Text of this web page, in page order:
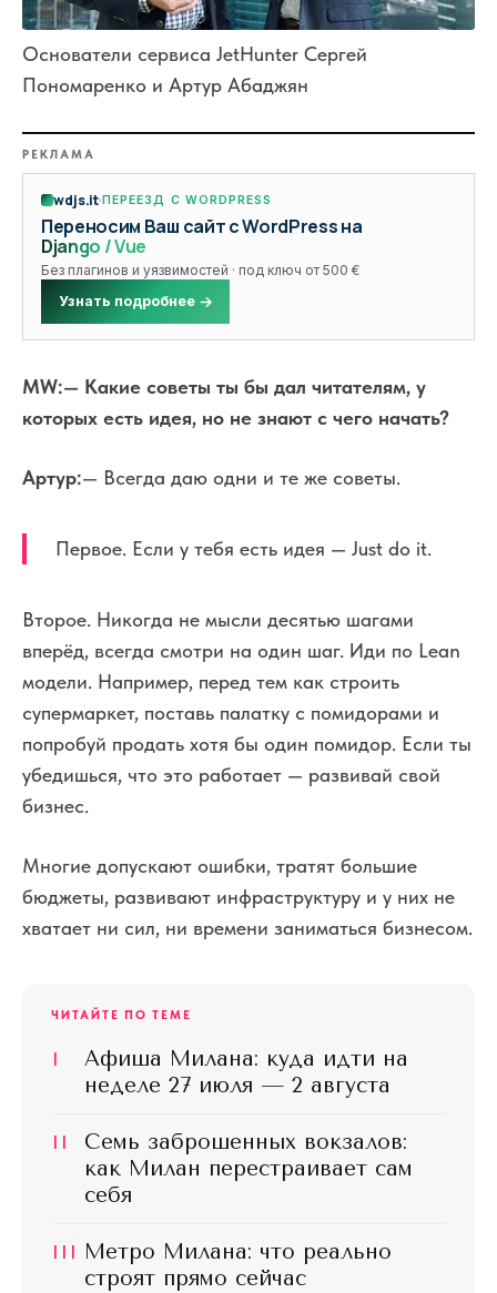
Основатели сервиса JetHunter Сергей
Пономаренко и Артур Абаджян
РЕКЛАМА
wdjs.it ПЕРЕЕЗД С WORDPRESS
Переносим Ваш сайт с WordPress на
Django / Vue
Без плагинов и уязвимостей · под ключ от 500 €
Узнать подробнее
MW:— Какие советы ты бы дал читателям, у
которых есть идея, но не знают с чего начать?
Артур:— Всегда даю одни и те же советы.
Первое. Если у тебя есть идея — Just do it.
Второе. Никогда не мысли десятью шагами
вперёд, всегда смотри на один шаг. Иди по Lean
модели. Например, перед тем как строить
супермаркет, поставь палатку с помидорами и
попробуй продать хотя бы один помидор. Если ты
убедишься, что это работает — развивай свой
бизнес.
Многие допускают ошибки, тратят большие
бюджеты, развивают инфраструктуру и у них не
хватает ни сил, ни времени заниматься бизнесом.
ЧИТАЙТЕ ПО ТЕМЕ
I
Афиша Милана: куда идти на
неделе 27 июля — 2 августа
II
Семь заброшенных вокзалов:
как Милан перестраивает сам
себя
III Метро Милана: что реально
строят прямо сейчас